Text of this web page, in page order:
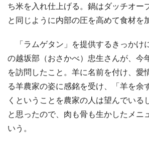
ち米を入れ仕上げる。鍋はダッチオー
と同じように内部の圧を高めて食材を
「ラムゲタン」を提供するきっかけ
の越坂部（おさかべ）忠生さんが、今
を訪問したこと。羊に名前を付け、愛
る羊農家の姿に感銘を受け、「羊を余
くということを農家の人は望んでいる
と思ったので、肉も骨も生かしたメニ
いう。